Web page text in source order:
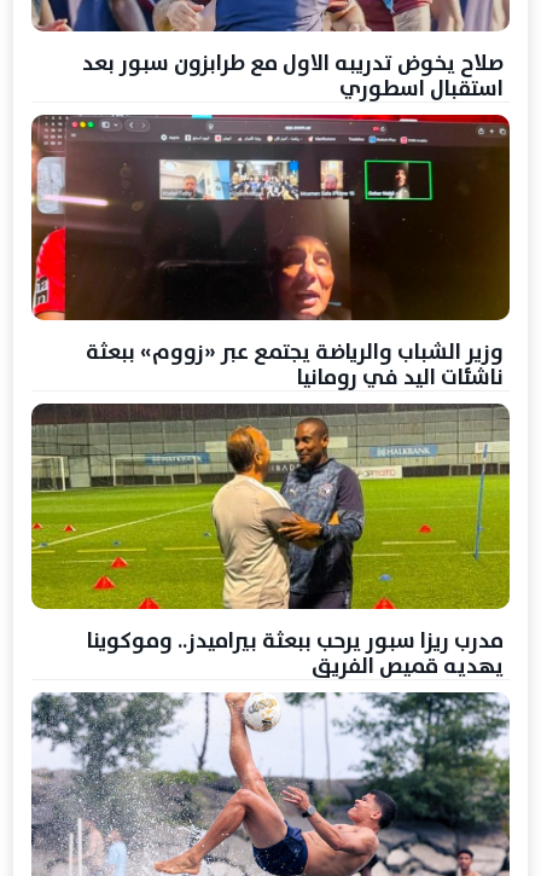
صلاح يخوض تدريبه الاول مع طرابزون سبور بعد
استقبال اسطوري
وزير الشباب والرياضة يجتمع عبر «زووم» ببعثة
ناشئات اليد في رومانيا
مدرب ريزا سبور يرحب ببعثة بيراميدز.. وموكوينا
يهديه قميص الفريق